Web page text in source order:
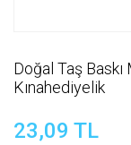
Doğal Taş Baskı
Kınahediyelik
23,09 TL